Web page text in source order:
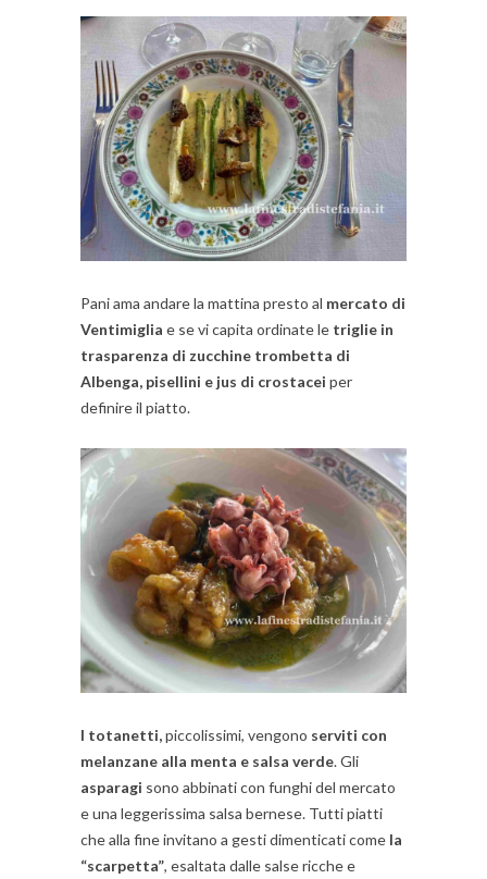
Pani ama andare la mattina presto al mercato di
Ventimiglia e se vi capita ordinate le triglie in
trasparenza di zucchine trombetta di
Albenga, pisellini e jus di crostacei per
definire il piatto.
I totanetti,piccolissimi, vengono serviti con
melanzane alla menta e salsa verde. Gli
asparagi sono abbinati con funghi del mercato
e una leggerissima salsa bernese. Tutti piatti
che alla fine invitano a gesti dimenticati come la
“scarpetta”, esaltata dalle salse ricche e